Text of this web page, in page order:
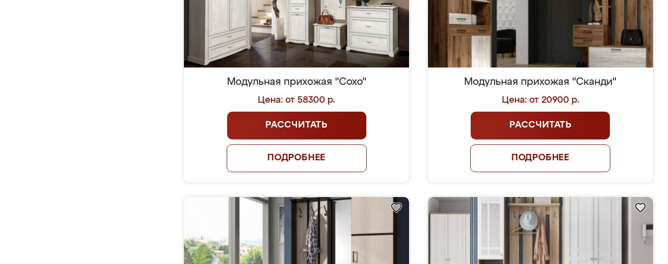
Модульная прихожая "Сохо"
Цена: от 58300 р.
РАССЧИТАТЬ
ПОДРОБНЕЕ
Модульная прихожая "Сканди"
Цена: от 20900 р.
РАССЧИТАТЬ
ПОДРОБНЕЕ